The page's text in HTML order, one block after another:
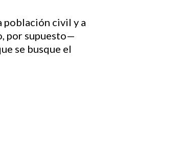
población civil y a
por supuesto—
se busque el